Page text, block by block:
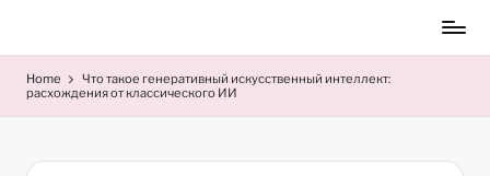
to
content
Home
Что такое генеративный искусственный интеллект:
расхождения от классического ИИ